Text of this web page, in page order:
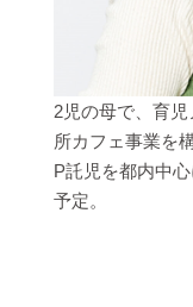
2児の母で、育
所カフェ事業を
P託児を都内中
予定。